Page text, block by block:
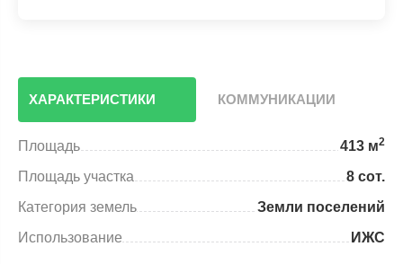
ХАРАКТЕРИСТИКИ КОММУНИКАЦИИ
Площадь 413 м2
Площадь участка
8 сот.
Категория земель
Земли поселений
Использование
ИЖС